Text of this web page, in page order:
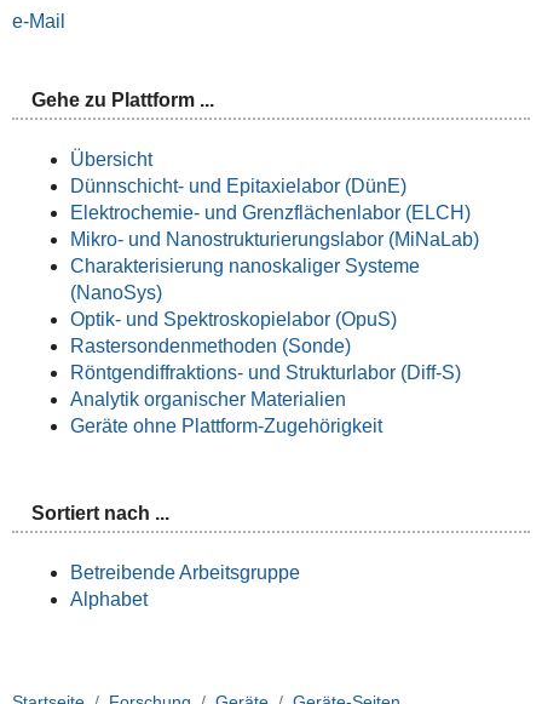
e-Mail
Gehe zu Plattform ...
Übersicht
Dünnschicht- und Epitaxielabor (DünE)
Elektrochemie- und Grenzflächenlabor (ELCH)
Mikro- und Nanostrukturierungslabor (MiNaLab)
Charakterisierung nanoskaliger Systeme
(NanoSys)
Optik- und Spektroskopielabor (OpuS)
Rastersondenmethoden (Sonde)
Röntgendiffraktions- und Strukturlabor (Diff-S)
Analytik organischer Materialien
Geräte ohne Plattform-Zugehörigkeit
Sortiert nach ...
Betreibende Arbeitsgruppe
Alphabet